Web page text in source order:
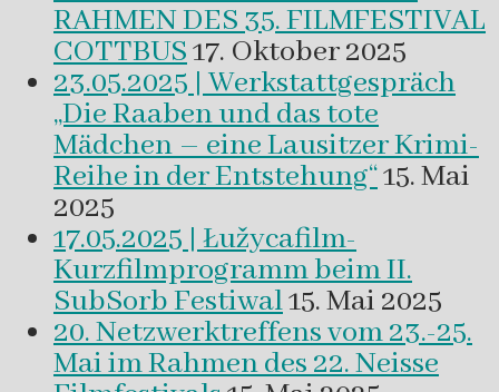
RAHMEN DES 35. FILMFESTIVAL
COTTBUS17. Oktober 2025
23.05.2025 | Werkstattgespräch
„Die Raaben und das tote
Mädchen – eine Lausitzer Krimi-
Reihe in der Entstehung“15. Mai
2025
17.05.2025 | Łužycafilm-
Kurzfilmprogramm beim II.
SubSorb Festiwal15. Mai 2025
20. Netzwerktreffens vom 23.-25.
Mai im Rahmen des 22. Neisse